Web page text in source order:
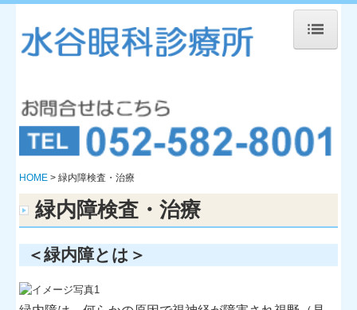
当院のご紹介
院長紹介
治療方針
診療時間
Web診療予約
アクセスマップ
HOME 緑内障検査・治療
緑内障検査・治療
＜緑内障とは＞